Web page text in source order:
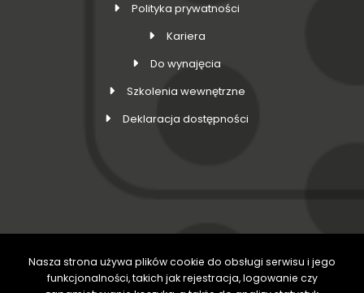
Polityka prywatności
Kariera
Do wynajęcia
Szkolenia wewnętrzne
Deklaracja dostępności
DOŁĄCZ DO NAS
Nasza strona używa plików cookie do obsługi serwisu i jego
funkcjonalności, takich jak rejestracja, logowanie czy